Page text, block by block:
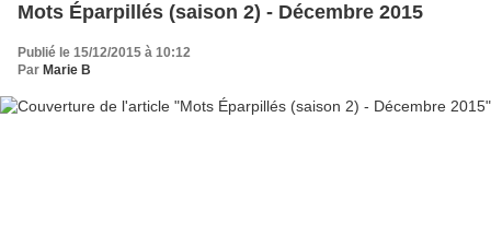
Mots Éparpillés (saison 2) - Décembre 2015
Publié le 15/12/2015 à 10:12
Par Marie B